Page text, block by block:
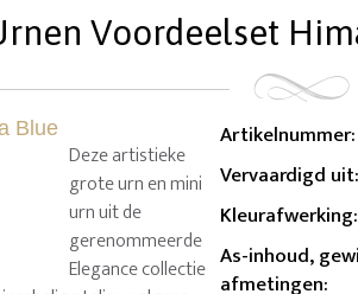
Voordeelset
Artikelnummer:
Vervaardigd uit:
Kleurafwerking:
As-inhoud,
afmetingen:
Deze artistieke
grote urn en mini
urn uit de
gerenommeerde
Elegance collectie